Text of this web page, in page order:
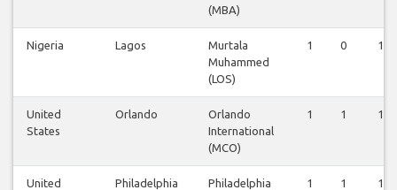
(MBA)
Nigeria Lagos
Murtala
Muhammed
(LOS)
1 0 1
United
States
Orlando
Orlando
International
(MCO)
1 1 1
United
Philadelphia
Philadelphia
1 1 1